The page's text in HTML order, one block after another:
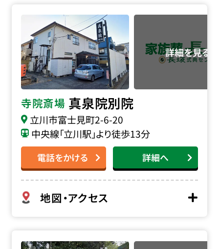
寺院斎場 真泉院別院
立川市富士見町2-6-20
中央線「立川駅」より徒歩13分
電話をかける 詳細へ
地図・アクセス
真泉院 別院の詳細へ